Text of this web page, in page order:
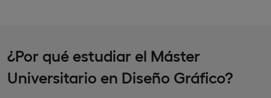
¿Por qué estudiar el Máster
Universitario en Diseño Gráfico?